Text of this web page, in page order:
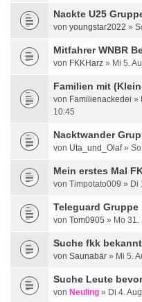
Nackte U25
von youngstar2022 »
Mitfahrer WNBR
von FKKHarz » Mi 5.
Familien mit
von Familienackedei »
10:45
Nacktwander
von Uta_und_Olaf» So
Mein erstes Mal
von Timpotato009 » Di
Teleguard Gruppe
von Tom0905 » Mo 31.
Suche fkk
von Saunabär » Mi 5.
Suche Leute
von Neuling » Di 4.